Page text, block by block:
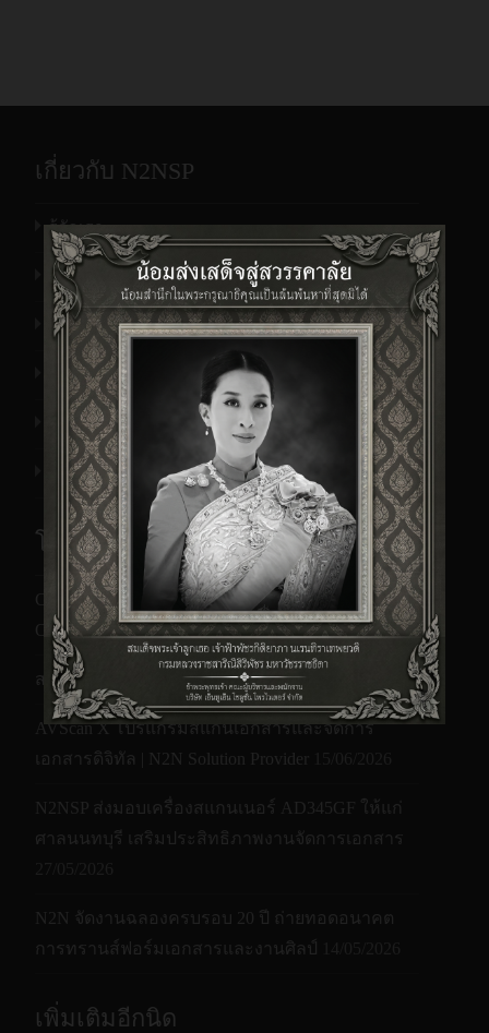
เกี่ยวกับ N2NSP
รู้จักเรา
ข้อมูลผลิตภัณฑ์
รายนามบ. ที่ให้ความไว้วางใจต่อเรา
ที่ตั้งสำนักงาน
เอกสารประวัติบริษัท เอ็นทูเอ็นฯ
ข่าว/กิจกรรม
โพสต์ล่าสุดของเรา
CZUR M3000 Pro V3 เครื่องสแกนหนังสือ A3 พร้อม
OCR ภาษาไทย | N2NSP 21/07/2026
สแกนฟิล์มเป็นไฟล์ดิจิทัล | Film2File 17/07/2026
AVScan X โปรแกรมสแกนเอกสารและจัดการ
เอกสารดิจิทัล | N2N Solution Provider
N2NSP ส่งมอบเครื่องสแกนเนอร์ AD345GF ให้แก่
ศาลนนทบุรี เสริมประสิทธิภาพงานจัดการเอกสาร
N2N จัดงานฉลองครบรอบ 20 ปี ถ่ายทอดอนาคต
การทรานส์ฟอร์มเอกสารและงานศิลป์
เพิ่มเติมอีกนิด